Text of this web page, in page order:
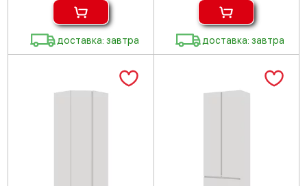
доставка: завтра доставка: завтра